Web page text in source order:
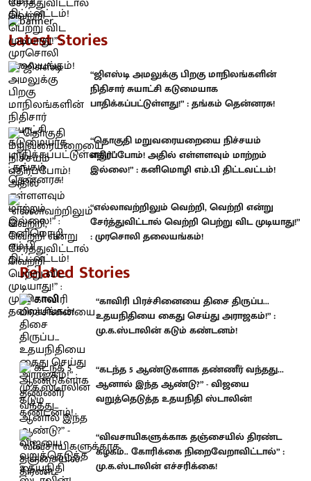
Latest Stories
“ஜிஎஸ்டி அமலுக்கு பிறகு மாநிலங்களின்
நிதிசார் சுயாட்சி கடுமையாக
பாதிக்கப்பட்டுள்ளது!” : தங்கம் தென்னரசு!
“தொகுதி மறுவரையறையை நிச்சயம்
எதிர்ப்போம்! அதில் எள்ளளவும் மாற்றம்
இல்லை!” : கனிமொழி எம்.பி திட்டவட்டம்!
“எல்லாவற்றிலும் வெற்றி, வெற்றி என்று
சேர்த்துவிட்டால் வெற்றி பெற்று விட முடியாது!”
: முரசொலி தலையங்கம்!
Related Stories
“காவிரி பிரச்சினையை திசை திருப்ப...
உதயநிதியை கைது செய்து அராஜகம்!” :
மு.க.ஸ்டாலின் கடும் கண்டனம்!
“கடந்த 5 ஆண்டுகளாக தண்ணீர் வந்தது...
ஆனால் இந்த ஆண்டு?” - விஜயை
வறுத்தெடுத்த உதயநிதி ஸ்டாலின்!
“விவசாயிகளுக்காக தஞ்சையில் திரண்ட
கழகம்.. கோரிக்கை நிறைவேறாவிட்டால்” :
மு.க.ஸ்டாலின் எச்சரிக்கை!